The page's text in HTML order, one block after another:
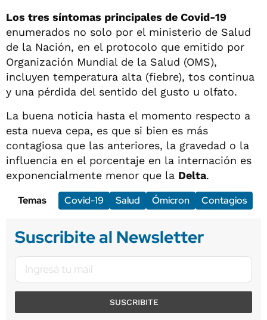
Los tres síntomas principales de Covid-19
enumerados no solo por el ministerio de Salud
de la Nación, en el protocolo que emitido por
Organización Mundial de la Salud (OMS),
incluyen temperatura alta (fiebre), tos continua
y una pérdida del sentido del gusto u olfato.
La buena noticia hasta el momento respecto a
esta nueva cepa, es que si bien es más
contagiosa que las anteriores, la gravedad o la
influencia en el porcentaje en la internación es
exponencialmente menor que la Delta.
Temas
Covid-19 Salud Ómicron Contagios
Suscribite al Newsletter
SUSCRIBITE